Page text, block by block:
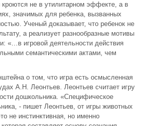
не в утилитарном эффекте, а в
значимых для ребенка, вызванных
Ученый доказывает, что ребенок не
а реализует разнообразные мотивы
«…в игровой деятельности действия
семантическими актами, чем
о том, что игра есть осмысленная
А.Н. Леонтьев. Леонтьев считает игру
дошкольника. «Специфическое
- пишет Леонтьев, от игры животных
не инстинктивная, но именно